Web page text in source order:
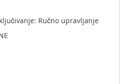
Ručno upravljanje
Ne